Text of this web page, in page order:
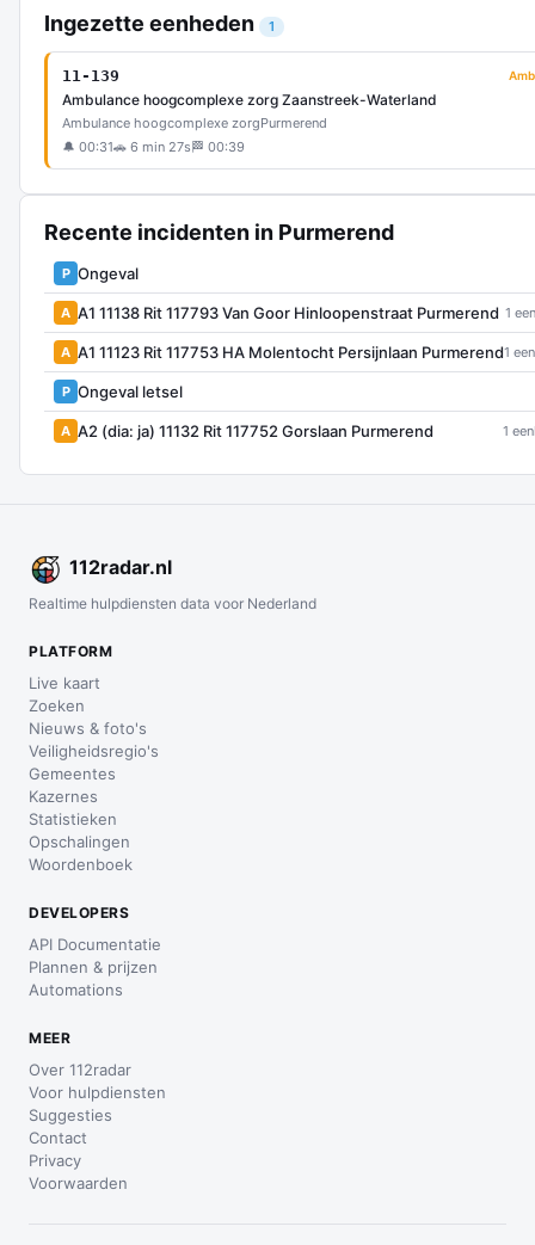
Ingezette eenheden 1
11-139
Ambulance hoogcomplexe zorg Zaanstreek-Waterland
Ambulance hoogcomplexe zorgPurmerend
🔔 00:31🚗 6 min 27s 🏁 00:39
Recente incidenten in Purmerend
P Ongeval
A A1 11138 Rit 117793 Van Goor Hinloopenstraat Purmerend 1
A A1 11123 Rit 117753 HA Molentocht Persijnlaan Purmerend1
P Ongeval letsel
A A2 (dia: ja) 11132 Rit 117752 Gorslaan Purmerend 1
112radar.nl
Realtime hulpdiensten data voor Nederland
PLATFORM
Live kaart
Zoeken
Nieuws & foto's
Veiligheidsregio's
Gemeentes
Kazernes
Statistieken
Opschalingen
Woordenboek
DEVELOPERS
API Documentatie
Plannen & prijzen
Automations
MEER
Over 112radar
Voor hulpdiensten
Suggesties
Contact
Privacy
Voorwaarden